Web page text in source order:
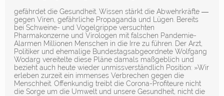
gefährdet die Gesundheit. Wissen stärkt die Abwehrkräfte ―
gegen Viren, gefährliche Propaganda und Lügen. Bereits
bei Schweine- und Vogelgrippe versuchten
Pharmakonzerne und Virologen mit falschen Pandemie-
Alarmen Millionen Menschen in die Irre zu führen. Der Arzt,
Politiker und ehemalige Bundestagsabgeordnete Wolfgang
Wodarg vereitelte diese Pläne damals maßgeblich und
bezieht auch heute wieder unmissverständlich Position: »Wir
erleben zurzeit ein immenses Verbrechen gegen die
Menschheit. Offenkundig treibt die Corona-Profiteure nicht
die Sorge um die Umwelt und unsere Gesundheit, nicht die